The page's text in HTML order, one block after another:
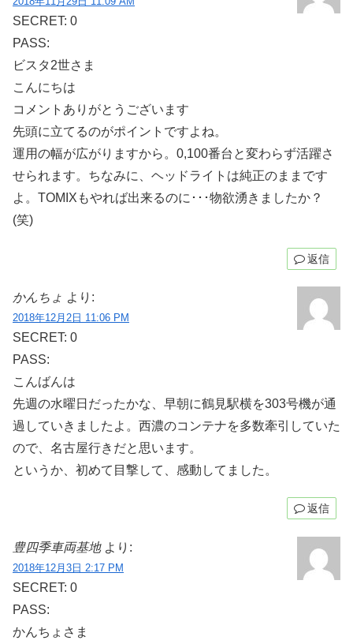
SECRET: 0
PASS:
ビスタ2世さま
こんにちは
コメントありがとうございます
先頭に立てるのがポイントですよね。
運用の幅が広がりますから。0,100番台と変わらず活躍さ
せられます。ちなみに、ヘッドライトは純正のままです
よ。TOMIXもやれば出来るのに･･･物欲湧きましたか？
(笑)
返信
かんちょ より:
2018年12月2日 11:06 PM
SECRET: 0
PASS:
こんばんは
先週の水曜日だったかな、早朝に鶴見駅横を303号機が通
過していきましたよ。西濃のコンテナを多数牽引していた
ので、名古屋行きだと思います。
というか、初めて目撃して、感動してました。
返信
豊四季車両基地 より:
2018年12月3日 2:17 PM
SECRET: 0
PASS:
かんちょさま